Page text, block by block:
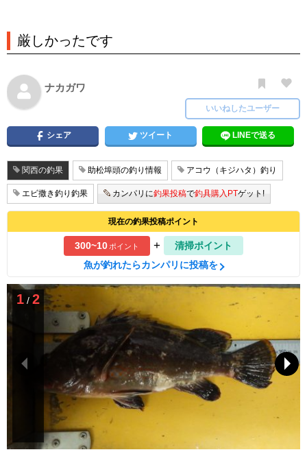
厳しかったです
ナカガワ
いいねしたユーザー
シェア ツイート LINEで送る
関西の釣果 助松埠頭の釣り情報 アコウ（キジハタ）釣り
エビ撒き釣り釣果 カンパリに釣果投稿で釣具購入PTゲット!
現在の釣果投稿ポイント
300~10ポイント +
清掃ポイント
魚が釣れたらカンパリに投稿を
1 / 2